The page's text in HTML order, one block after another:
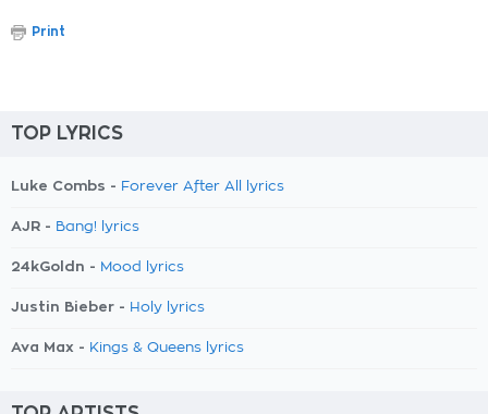
Print
TOP LYRICS
Luke Combs - Forever After All lyrics
AJR - Bang! lyrics
24kGoldn - Mood lyrics
Justin Bieber - Holy lyrics
Ava Max - Kings & Queens lyrics